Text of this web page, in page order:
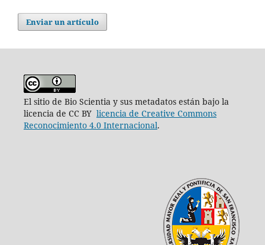
Enviar un artículo
El sitio de Bio Scientia y sus metadatos están bajo la
licencia de CC BY licencia de Creative Commons
Reconocimiento 4.0 Internacional.